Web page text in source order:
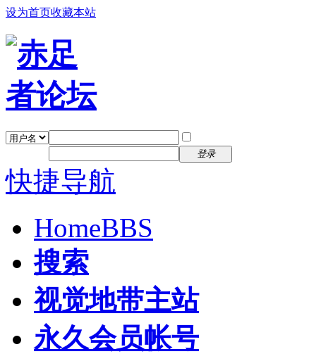
设为首页收藏本站
登录
快捷导航
HomeBBS
搜索
视觉地带主站
永久会员帐号